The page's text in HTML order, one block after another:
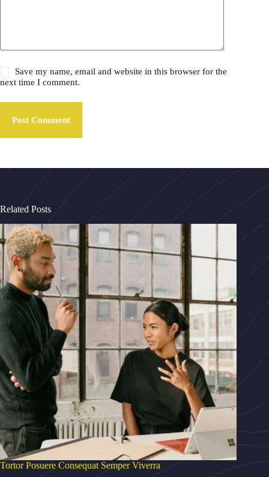
Save my name, email and website in this browser for the
next time I comment.
Post Comment
Related Posts
Tortor Posuere Consequat Semper Viverra